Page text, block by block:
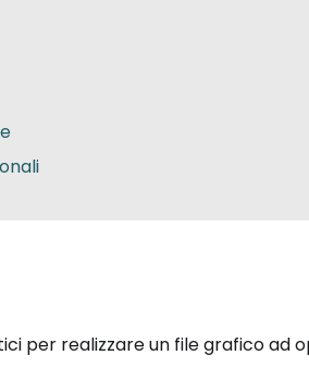
per realizzare un file grafico ad